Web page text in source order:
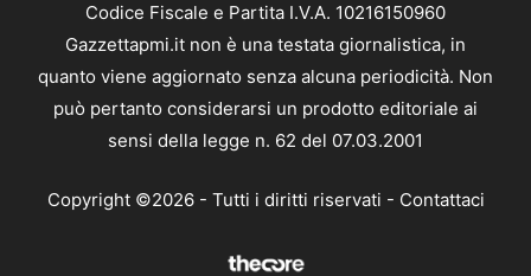
Codice Fiscale e Partita I.V.A. 10216150960
Gazzettapmi.it non è una testata giornalistica, in
quanto viene aggiornato senza alcuna periodicità. Non
può pertanto considerarsi un prodotto editoriale ai
sensi della legge n. 62 del 07.03.2001
Copyright ©2026 - Tutti i diritti riservati - Contattaci